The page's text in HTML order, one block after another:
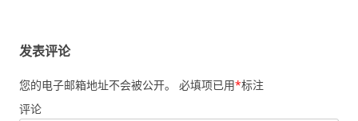
发表评论
您的电子邮箱地址不会被公开。 必填项已用*标注
评论